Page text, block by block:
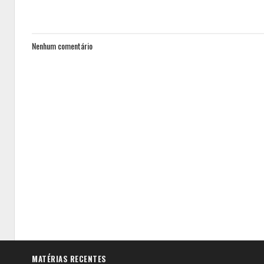
Nenhum comentário
MATÉRIAS RECENTES